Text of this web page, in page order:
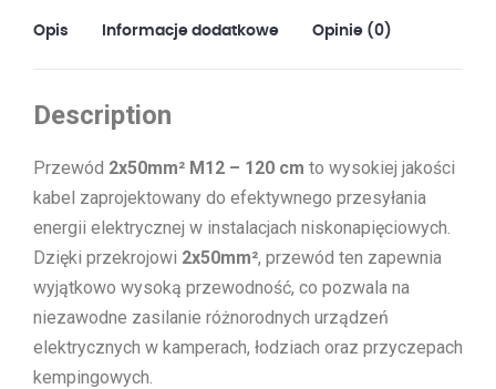
Opis Informacje dodatkowe Opinie (0)
Description
Przewód 2x50mm² M12 – 120 cm to wysokiej jakości
kabel zaprojektowany do efektywnego przesyłania
energii elektrycznej w instalacjach niskonapięciowych.
Dzięki przekrojowi 2x50mm², przewód ten zapewnia
wyjątkowo wysoką przewodność, co pozwala na
niezawodne zasilanie różnorodnych urządzeń
elektrycznych w kamperach, łodziach oraz przyczepach
kempingowych.